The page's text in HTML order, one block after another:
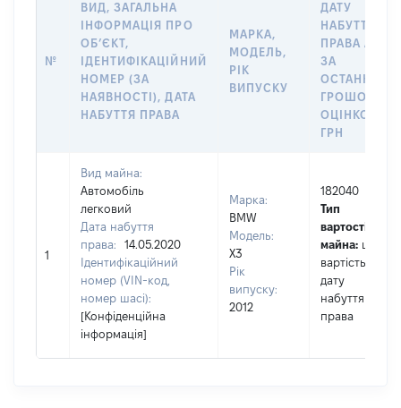
№
ВИД, ЗАГАЛЬНА
ІНФОРМАЦІЯ ПРО
ОБʼЄКТ,
ІДЕНТИФІКАЦІЙНИЙ
НОМЕР (ЗА
НАЯВНОСТІ), ДАТА
НАБУТТЯ ПРАВА
МАРКА,
МОДЕЛЬ,
РІК
ВИПУСКУ
ДАТУ
НАБУТТЯ
ПРАВА АБО
ЗА
ГРОШОВОЮ
ОЦІНКОЮ,
ГРН
1
Вид майна:
Автомобіль
легковий
Дата набуття
права:
14.05.2020
Ідентифікаційний
номер (VIN-код,
номер шасі):
[Конфіденційна
інформація]
Марка:
BMW
Модель:
X3
Рік
випуску:
2012
182040
Тип
вартості
майна: це
вартість на
дату
набуття
права